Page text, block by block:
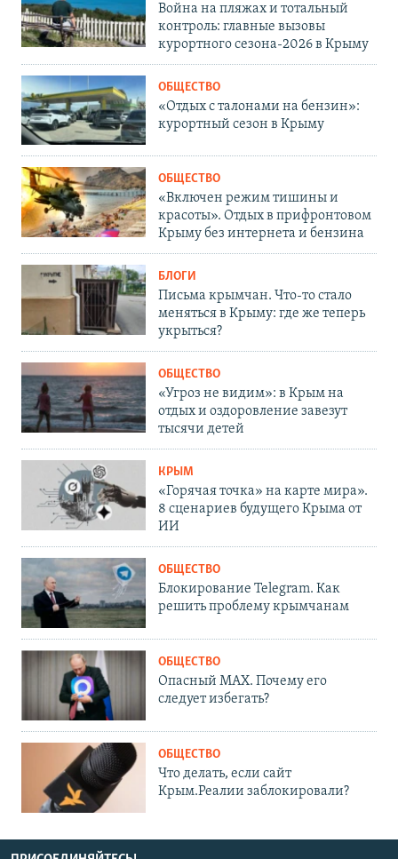
Война на пляжах и тотальный
контроль: главные вызовы
курортного сезона-2026 в Крыму
ОБЩЕСТВО
«Отдых с талонами на бензин»:
курортный сезон в Крыму
ОБЩЕСТВО
«Включен режим тишины и
красоты». Отдых в прифронтовом
Крыму без интернета и бензина
БЛОГИ
Письма крымчан. Что-то стало
меняться в Крыму: где же теперь
укрыться?
ОБЩЕСТВО
«Угроз не видим»: в Крым на
отдых и оздоровление завезут
тысячи детей
КРЫМ
«Горячая точка» на карте мира».
8 сценариев будущего Крыма от
ИИ
ОБЩЕСТВО
Блокирование Telegram. Как
решить проблему крымчанам
ОБЩЕСТВО
Опасный MAX. Почему его
следует избегать?
ОБЩЕСТВО
Что делать, если сайт
Крым.Реалии заблокировали?